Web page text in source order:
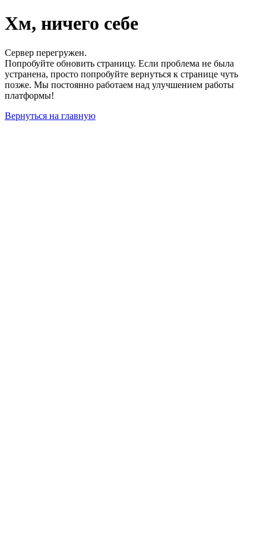
Хм, ничего себе
Сервер перегружен.
Попробуйте обновить страницу. Если проблема не была
устранена, просто попробуйте вернуться к странице чуть
позже. Мы постоянно работаем над улучшением работы
платформы!
Вернуться на главную